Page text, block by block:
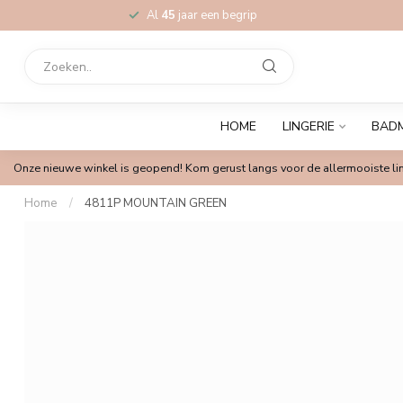
Al 45 jaar een begrip
HOME LINGERIE
Onze nieuwe winkel is geopend! Kom gerust langs voor de allermooiste
Home / 4811P MOUNTAIN GREEN